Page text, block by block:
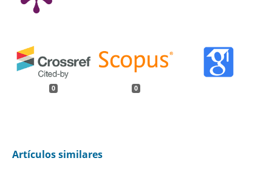
0 0
Artículos similares